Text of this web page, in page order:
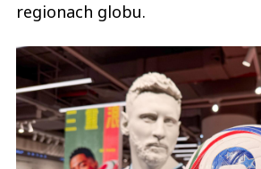
regionach globu.